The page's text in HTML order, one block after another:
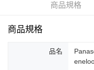
商品規格
商品規格
品名